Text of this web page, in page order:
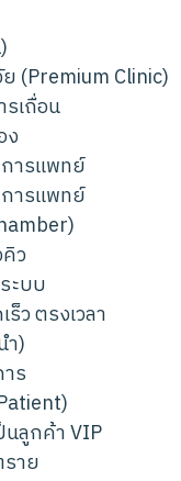
(Premium Clinic)
เถื่อน
ง
ารแพทย์
ารแพทย์
ว
ะบบ
ว ตรงเวลา
ำ)
ร
ลูกค้า VIP
าย